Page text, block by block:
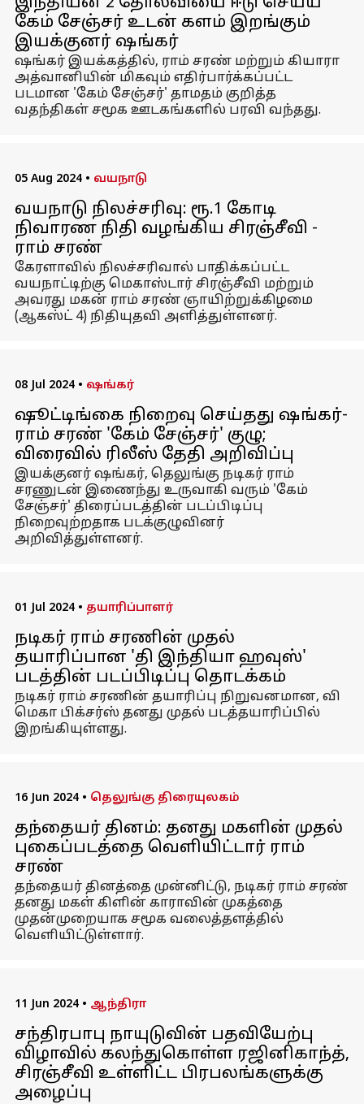
கேம் சேஞ்சர் உடன் களம் இறங்கும்
இயக்குனர் ஷங்கர்
ஷங்கர் இயக்கத்தில், ராம் சரண் மற்றும் கியாரா
அத்வானியின் மிகவும் எதிர்பார்க்கப்பட்ட
படமான 'கேம் சேஞ்சர்' தாமதம் குறித்த
வதந்திகள் சமூக ஊடகங்களில் பரவி வந்தது.
05 Aug 2024 • வயநாடு
வயநாடு நிலச்சரிவு: ரூ.1 கோடி
நிவாரண நிதி வழங்கிய சிரஞ்சீவி -
ராம் சரண்
கேரளாவில் நிலச்சரிவால் பாதிக்கப்பட்ட
வயநாட்டிற்கு மெகாஸ்டார் சிரஞ்சீவி மற்றும்
அவரது மகன் ராம் சரண் ஞாயிற்றுக்கிழமை
(ஆகஸ்ட் 4) நிதியுதவி அளித்துள்ளனர்.
08 Jul 2024 • ஷங்கர்
ஷூட்டிங்கை நிறைவு செய்தது ஷங்கர்-
ராம் சரண் 'கேம் சேஞ்சர்' குழு;
விரைவில் ரிலீஸ் தேதி அறிவிப்பு
இயக்குனர் ஷங்கர், தெலுங்கு நடிகர் ராம்
சரணுடன் இணைந்து உருவாகி வரும் 'கேம்
சேஞ்சர்' திரைப்படத்தின் படப்பிடிப்பு
நிறைவுற்றதாக படக்குழுவினர்
அறிவித்துள்ளனர்.
01 Jul 2024 • தயாரிப்பாளர்
நடிகர் ராம் சரணின் முதல்
தயாரிப்பான 'தி இந்தியா ஹவுஸ்'
படத்தின் படப்பிடிப்பு தொடக்கம்
நடிகர் ராம் சரணின் தயாரிப்பு நிறுவனமான, வி
மெகா பிக்சர்ஸ் தனது முதல் படத்தயாரிப்பில்
இறங்கியுள்ளது.
16 Jun 2024 • தெலுங்கு திரையுலகம்
தந்தையர் தினம்: தனது மகளின் முதல்
புகைப்படத்தை வெளியிட்டார் ராம்
சரண்
தந்தையர் தினத்தை முன்னிட்டு, நடிகர் ராம் சரண்
தனது மகள் கிளின் காராவின் முகத்தை
முதன்முறையாக சமூக வலைத்தளத்தில்
வெளியிட்டுள்ளார்.
11 Jun 2024 • ஆந்திரா
சந்திரபாபு நாயுடுவின் பதவியேற்பு
விழாவில் கலந்துகொள்ள ரஜினிகாந்த்,
சிரஞ்சீவி உள்ளிட்ட பிரபலங்களுக்கு
அழைப்பு